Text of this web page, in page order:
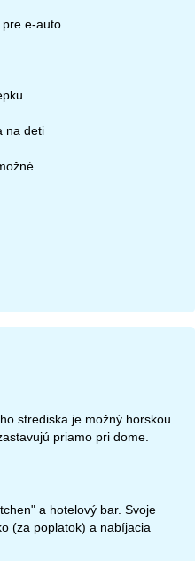
pre e-auto
na deti
strediska je možný horskou
priamo pri dome.
a hotelový bar. Svoje
(za poplatok) a nabíjacia